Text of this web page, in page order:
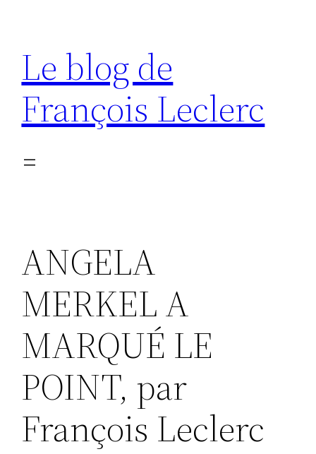
contenu
Le blog de
François Leclerc
ANGELA
MERKEL A
MARQUÉ LE
POINT, par
François Leclerc